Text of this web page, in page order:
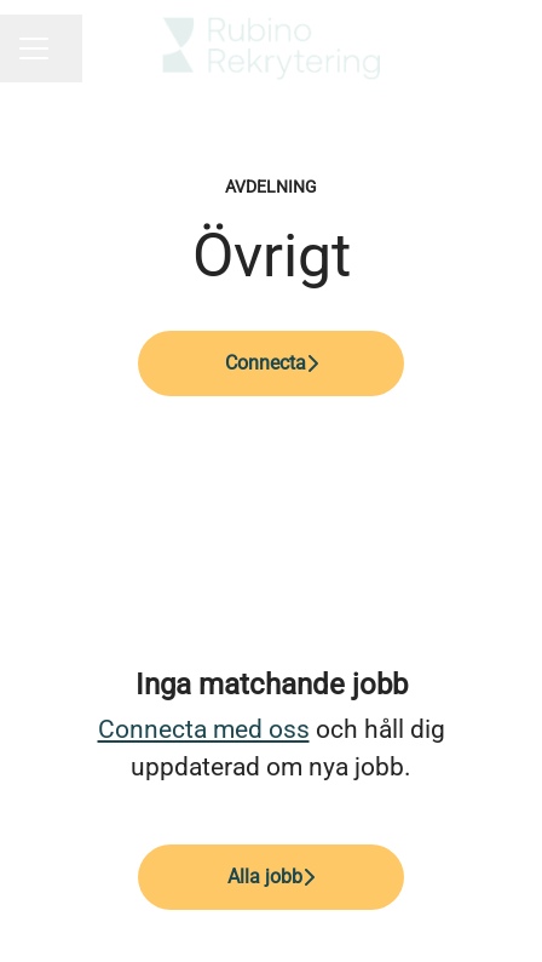
AVDELNING
Övrigt
Connecta
Inga matchande jobb
Connecta med oss och håll dig
uppdaterad om nya jobb.
Alla jobb